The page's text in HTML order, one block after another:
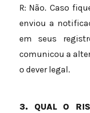
R: Não. Caso
enviou a
em seus
comunicou a
o dever legal.
3. QUAL O